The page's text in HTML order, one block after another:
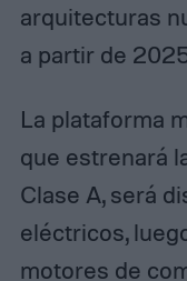
arquitecturas
a partir de
La plataforma
que estrenará
Clase A, será
eléctricos,
motores de